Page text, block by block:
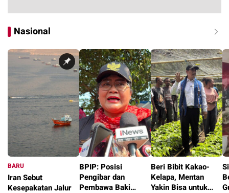
Nasional
BARU
Iran Sebut
Kesepakatan Jalur
BPIP: Posisi
Pengibar dan
Pembawa Baki
Beri Bibit Kakao-
Kelapa, Mentan
Yakin Bisa untuk